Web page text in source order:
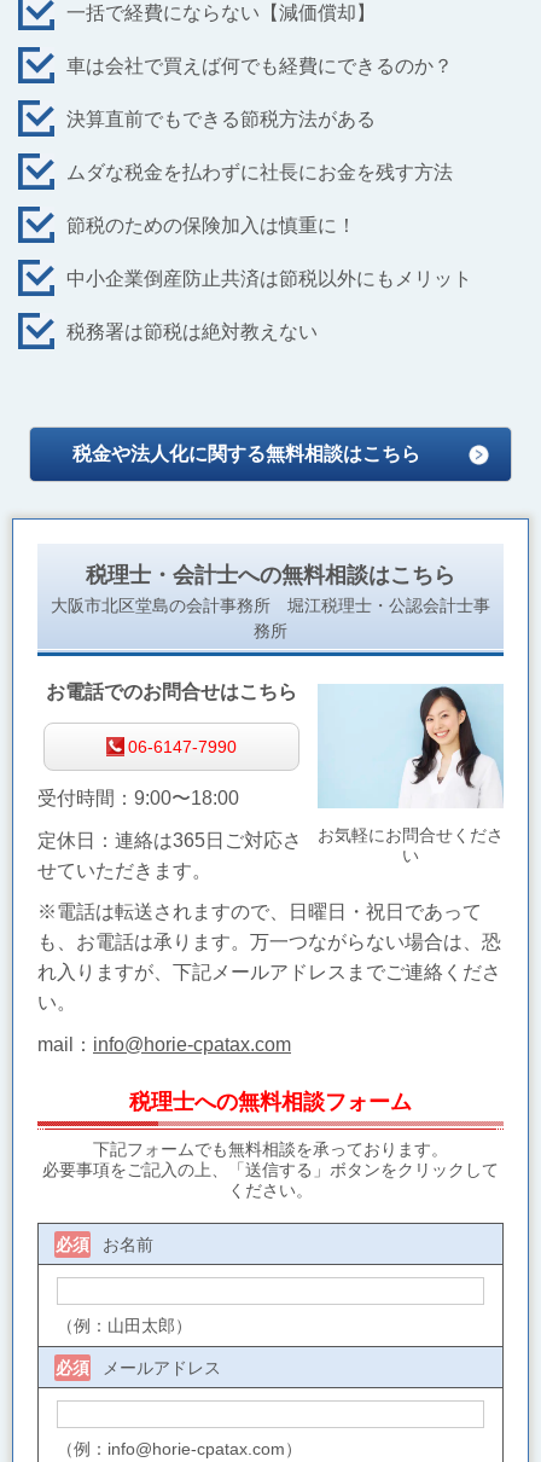
一括で経費にならない【減価償却】
車は会社で買えば何でも経費にできるのか？
決算直前でもできる節税方法がある
ムダな税金を払わずに社長にお金を残す方法
節税のための保険加入は慎重に！
中小企業倒産防止共済は節税以外にもメリット
税務署は節税は絶対教えない
税金や法人化に関する無料相談はこちら
税理士・会計士への無料相談はこちら
大阪市北区堂島の会計事務所 堀江税理士・公認会計士事
務所
お気軽にお問合せくださ
い
お電話でのお問合せはこちら
06-6147-7990
受付時間：9:00〜18:00
定休日：連絡は365日ご対応さ
せていただきます。
※電話は転送されますので、日曜日・祝日であって
も、お電話は承ります。万一つながらない場合は、恐
れ入りますが、下記メールアドレスまでご連絡くださ
い。
mail： info@horie-cpatax.com
税理士への無料相談フォーム
下記フォームでも無料相談を承っております。
必要事項をご記入の上、「送信する」ボタンをクリックして
ください。
お名前
必須
（例：山田太郎）
メールアドレス
必須
（例：info@horie-cpatax.com）